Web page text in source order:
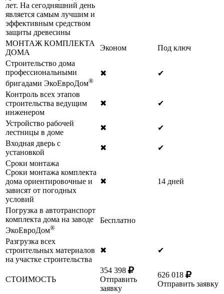
лет. На сегодняшний день
является самым лучшим и
эффективным средством
защиты древесины
МОНТАЖ КОМПЛЕКТА
ДОМА
Эконом
Под ключ
Строительство дома
профессиональными
бригадами ЭкоЕвроДом®
✖ ✔
Контроль всех этапов
строительства ведущим
инженером
✖ ✔
Устройство рабочей
лестницы в доме
✖
✔
Входная дверь с
установкой
✖
✔
Сроки монтажа
Сроки монтажа комплекта
дома ориентировочные и
зависят от погодных
условий
✖ 14 дней
Погрузка в автотранспорт
комплекта дома на заводе
ЭкоЕвроДом®
Бесплатно
Разгрузка всех
строительных материалов
на участке строительства
✖ ✔
СТОИМОСТЬ
354 398
Отправить
заявку
626 018
Отправить заявку